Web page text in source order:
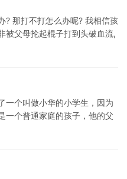
? 那打不打怎么办呢? 我相信孩
被父母抡起棍子打到头破血流,
一个叫做小华的小学生，因为
一个普通家庭的孩子，他的父